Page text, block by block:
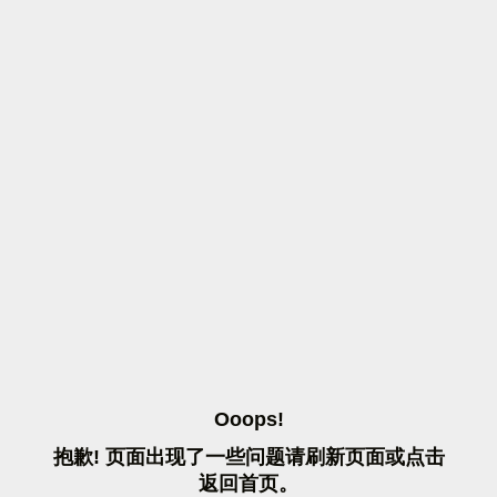
OOOPS!
抱歉! 页面出现了一些问题请刷 新页面或点击
返 回首页。